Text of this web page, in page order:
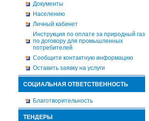
Документы
Населению
Личный кабинет
Инструкция по оплате за природный газ
по договору для промышленных
потребителей
Сообщите контактную информацию
Оставить заявку на услуги
СОЦИАЛЬНАЯ ОТВЕТСТВЕННОСТЬ
Благотворительность
ТЕНДЕРЫ